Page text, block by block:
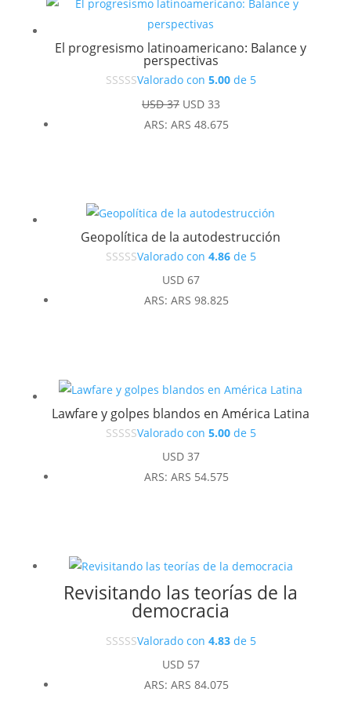
El progresismo latinoamericano: Balance y
perspectivas
Valorado con 5.00de 5
USD37 El
precio
USD33El
precio
ARS: ARS 48.675
Geopolítica de la autodestrucción
Valorado con 4.86de 5
USD67
ARS: ARS 98.825
Lawfare y golpes blandos en América Latina
Valorado con 5.00de 5
USD37
ARS: ARS 54.575
Revisitando las teorías de la
democracia
Valorado con 4.83de 5
USD57
ARS: ARS 84.075